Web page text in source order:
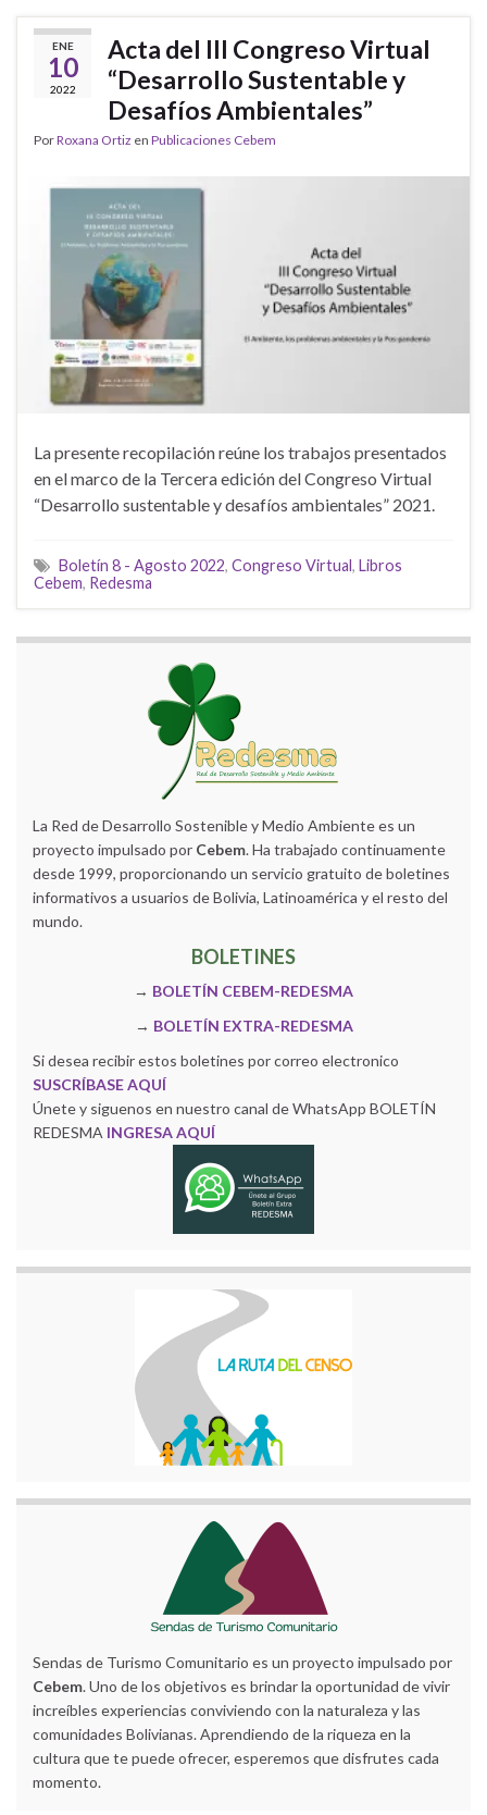
ENE
10
2022
Acta del III Congreso Virtual
“Desarrollo Sustentable y
Desafíos Ambientales”
PorRoxana Ortiz en Publicaciones Cebem
La presente recopilación reúne los trabajos presentados
en el marco de la Tercera edición del Congreso Virtual
“Desarrollo sustentable y desafíos ambientales” 2021.
Boletín 8 - Agosto 2022, Congreso Virtual, Libros
Cebem, Redesma
La Red de Desarrollo Sostenible y Medio Ambiente es un
proyecto impulsado por Cebem. Ha trabajado continuamente
desde 1999, proporcionando un servicio gratuito de boletines
informativos a usuarios de Bolivia, Latinoamérica y el resto del
mundo.
BOLETINES
→ BOLETÍN CEBEM-REDESMA
→ BOLETÍN EXTRA-REDESMA
Si desea recibir estos boletines por correo electronico
SUSCRÍBASE AQUÍ
Únete y siguenos en nuestro canal de WhatsApp BOLETÍN
REDESMA INGRESA AQUÍ
Sendas de Turismo Comunitario es un proyecto impulsado por
Cebem. Uno de los objetivos es brindar la oportunidad de vivir
increíbles experiencias conviviendo con la naturaleza y las
comunidades Bolivianas. Aprendiendo de la riqueza en la
cultura que te puede ofrecer, esperemos que disfrutes cada
momento.